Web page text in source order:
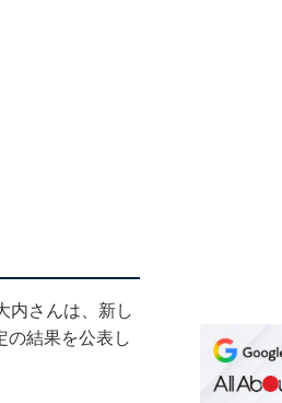
内さんは、新し
の結果を公表し